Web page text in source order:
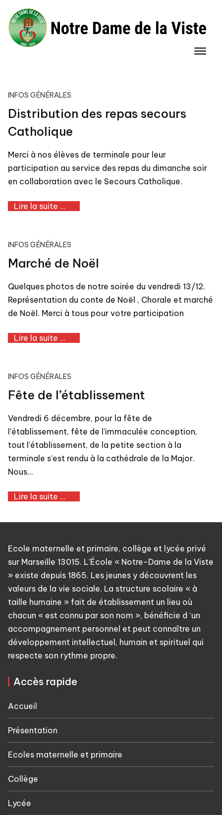
content
INFOS GÉNÉRALES
Distribution des repas secours
Catholique
Merci à nos élèves de terminale pour leur
participation au service des repas du dimanche soir
en collaboration avec le Secours Catholique.
Lire la suite ...
INFOS GÉNÉRALES
Marché de Noël
Quelques photos de notre soirée du vendredi 13/12.
Représentation du conte de Noël , Chorale et marché
de Noël. Merci à tous pour votre participation
Lire la suite ...
INFOS GÉNÉRALES
Fête de l’établissement
Vendredi 6 décembre, pour la fête de
l’établissement, fête de l’immaculée conception,
tout l’établissement, de la petite section à la
terminale s’est rendu à la cathédrale de la Major.
Nous…
Lire la suite ...
Ecole maternelle et primaire, collège et lycée privé
sur Marseille 13015. L'École « Notre-Dame de la Viste
» existe depuis 1865. Les jeunes y découvrent les
valeurs de la vie sociale. La structure scolaire « à
taille humaine » fait de établissement un lieu où
chacun « est connu par son nom », bénéficie d ‘un
accompagnement personnel et peut connaître un
développement intellectuel, humain et spirituel qui
respecte son rythme propre.
Accès rapide
Accueil
Présentation
Ecoles maternelle et primaire
Collège
Lycée